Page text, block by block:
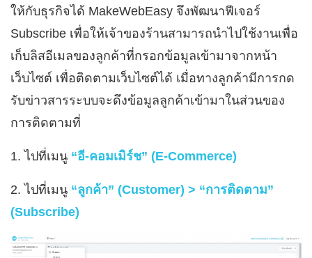
ให้กับธุรกิจได้ MakeWebEasy จึงพัฒนาฟีเจอร์
Subscribe เพื่อให้เจ้าของร้านสามารถนำไปใช้งานเพื่อ
เก็บลิสอีเมลของลูกค้าที่กรอกข้อมูลเข้ามาจากหน้า
เว็บไซต์ เพื่อติดตามเว็บไซต์ได้ เมื่อทางลูกค้ามีการกด
รับข่าวสารระบบจะดึงข้อมูลลูกค้าเข้ามาในส่วนของ
การติดตามที่
1. ไปที่เมนู “อี-คอมเมิร์ช” (E-Commerce)
2. ไปที่เมนู “ลูกค้า” (Customer) > “การติดตาม”
(Subscribe)